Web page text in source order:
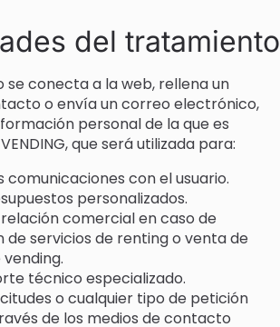
del tratamiento
se conecta a la web, rellena un
o envía un correo electrónico,
personal de la que es
que será utilizada para:
comunicaciones con el usuario.
personalizados.
comercial en caso de
servicios de renting o venta de
técnico especializado.
o cualquier tipo de petición
de los medios de contacto